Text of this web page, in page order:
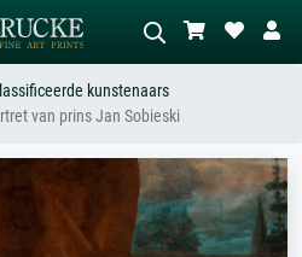
Beschrijf de scène – bijv. groene
weide, abstract met veel rood, donker
olieverfschilderij, staand naakt naast
een boom.
kunstenaars
van prins Jan Sobieski